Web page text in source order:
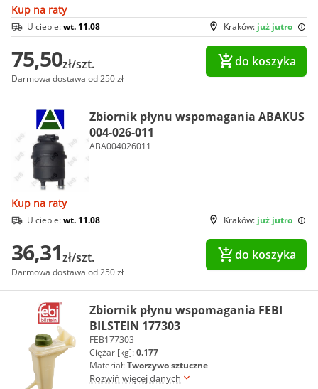
Kup na raty
Kraków: już jutro
U ciebie:wt. 11.08
75,50zł/szt.
Darmowa dostawa od 250 zł
do koszyka
Zbiornik płynu wspomagania ABAKUS
004-026-011
ABA004026011
Kup na raty
Kraków: już jutro
U ciebie:wt. 11.08
36,31zł/szt.
Darmowa dostawa od 250 zł
do koszyka
Zbiornik płynu wspomagania FEBI
BILSTEIN 177303
FEB177303
Ciężar [kg]:0.177
Materiał:Tworzywo sztuczne
Rozwiń więcej danych